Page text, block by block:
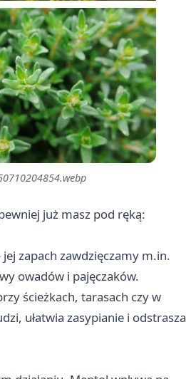
już masz pod ręką:
zapach zawdzięczamy m.in.
owadów i pajęczaków.
ścieżkach, tarasach czy w
ułatwia zasypianie i odstrasza